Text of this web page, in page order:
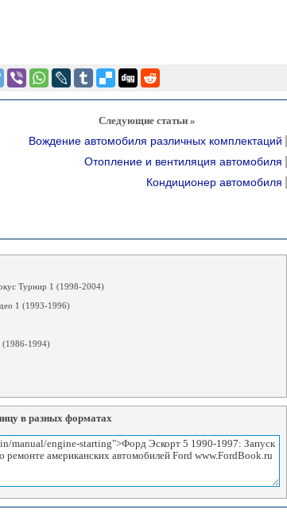
Следующие статьи »
Вождение автомобиля различных комплектаций
Отопление и вентиляция автомобиля
Кондиционер автомобиля
Турнир 1 (1998-2004)
1 (1993-1996)
(1986-1994)
в разных форматах